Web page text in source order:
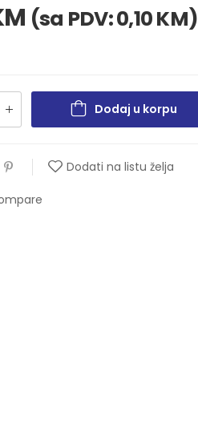
(sa PDV:0,10KM)
Dodaj u korpu
Dodati na listu želja